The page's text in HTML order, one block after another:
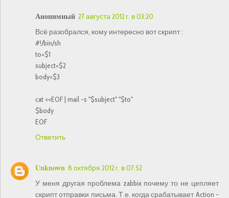
Анонимный 27 августа 2012 г. в 03:20
Всё разобрался, кому интересно вот скрипт :
#!/bin/sh
to=$1
subject=$2
body=$3
cat <<EOF | mail -s "$subject" "$to"
$body
EOF
Ответить
Unknown 8 октября 2012 г. в 07:52
У меня другая проблема zabbix почему то не цепляет
скрипт отправки письма. Т.е. когда срабатывает Action -